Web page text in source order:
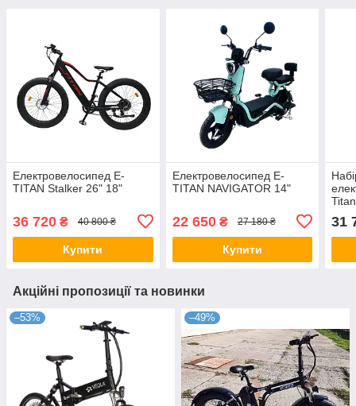
Електровелосипед E-
TITAN Stalker 26" 18"
36 720 ₴ 40 800 ₴
Купити
Електровелосипед E-
TITAN NAVIGATOR 14"
22 650₴ 27 180 ₴
Купити
31
Акційні пропозиції та новинки
–53% –49%